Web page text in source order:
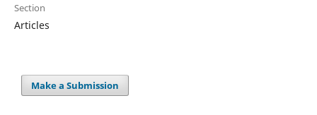
Section
Articles
Make a Submission